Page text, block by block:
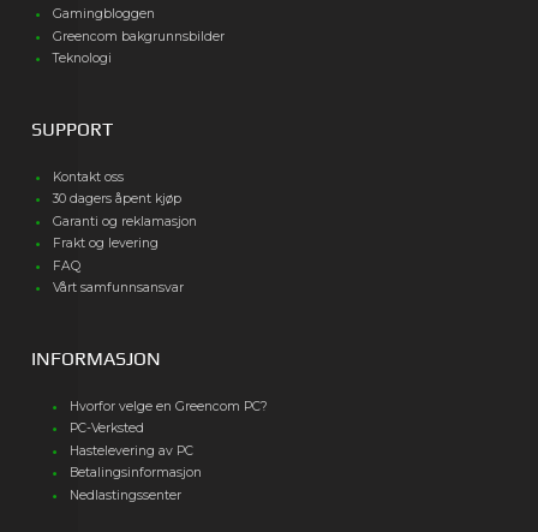
Gamingbloggen
Greencom bakgrunnsbilder
Teknologi
SUPPORT
Kontakt oss
30 dagers åpent kjøp
Garanti og reklamasjon
Frakt og levering
FAQ
Vårt samfunnsansvar
INFORMASJON
Hvorfor velge en Greencom PC?
PC-Verksted
Hastelevering av PC
Betalingsinformasjon
Nedlastingssenter